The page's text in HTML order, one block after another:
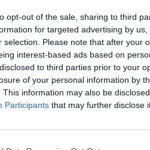
opt-out of the sale, sharing to third
for targeted advertising by
selection. Please note that after your
interest-based ads based on
to third parties prior to your
of your personal information by
This information may also be
Participants that may further disclose
ölnyheter under hösten.Foto:
de nya tillfälliga ölen på
är över vet ingen idag.
upplägget för de tillfälliga
ölen att komma ut på